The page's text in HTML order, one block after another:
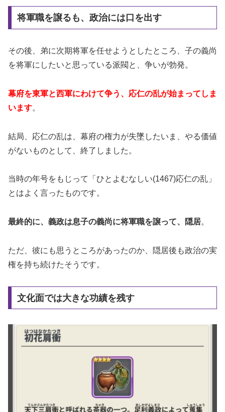
将軍職を譲るも、政治には口を出す
その後、弟に次期将軍を任せようとしたところ、子の義尚
を将軍にしたいと思っている派閥と、争いが勃発。
幕府を東軍と西軍にわけて争う、応仁の乱が始まってしま
います。
結局、応仁の乱は、幕府の権力が失墜したいま、やる価値
がないものとして、終了しました。
当時の年号をもじって「ひとよむなしい(1467)応仁の乱」
とはよく言ったものです。
最終的に、義政は息子の義尚に将軍職を譲って、隠居。
ただ、彼にも思うところがあったのか、隠居後も政治の実
権を持ち続けたそうです。
文化面では大きな功績を残す